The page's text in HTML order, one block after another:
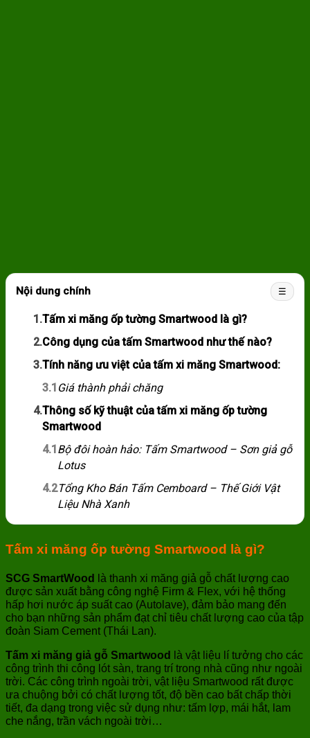
Nội dung chính ☰
1.Tấm xi măng ốp tường Smartwood là gì?
2.Công dụng của tấm Smartwood như thế nào?
3.Tính năng ưu việt của tấm xi măng Smartwood:
3.1 Giá thành phải chăng
4.Thông số kỹ thuật của tấm xi măng ốp tường
Smartwood
4.1Bộ đôi hoàn hảo: Tấm Smartwood – Sơn giả gỗ
Lotus
4.2Tổng Kho Bán Tấm Cemboard – Thế Giới Vật
Liệu Nhà Xanh
Tấm xi măng ốp tường Smartwood là gì?
SCG SmartWood
là thanh xi măng giả gỗ chất lượng cao
được sản xuất bằng công nghệ Firm & Flex, với hệ thống
hấp hơi nước áp suất cao (Autolave), đảm bảo mang đến
cho bạn những sản phẩm đạt chỉ tiêu chất lượng cao của tập
đoàn Siam Cement (Thái Lan).
Tấm xi măng giả gỗ Smartwood
là vật liệu lí tưởng cho các
công trình thi công lót sàn, trang trí trong nhà cũng như ngoài
trời. Các công trình ngoài trời, vật liệu Smartwood rất được
ưa chuộng bởi có chất lượng tốt, độ bền cao bất chấp thời
tiết, đa dạng trong việc sử dụng như: tấm lợp, mái hắt, lam
che nắng, trần vách ngoài trời…